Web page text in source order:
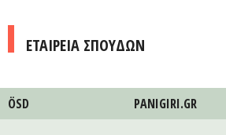
ΕΤΑΙΡΕΙΑ ΣΠΟΥΔΩΝ
ÖSD PANIGIRI.GR